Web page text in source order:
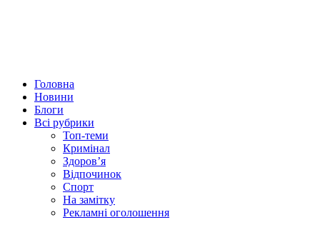
Головна
Новини
Блоги
Всі рубрики
Топ-теми
Кримінал
Здоров’я
Відпочинок
Спорт
На замітку
Рекламні оголошення